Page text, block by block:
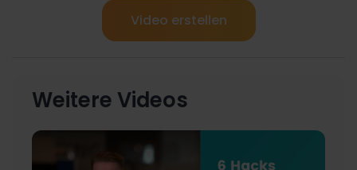
Video erstellen
Weitere Videos